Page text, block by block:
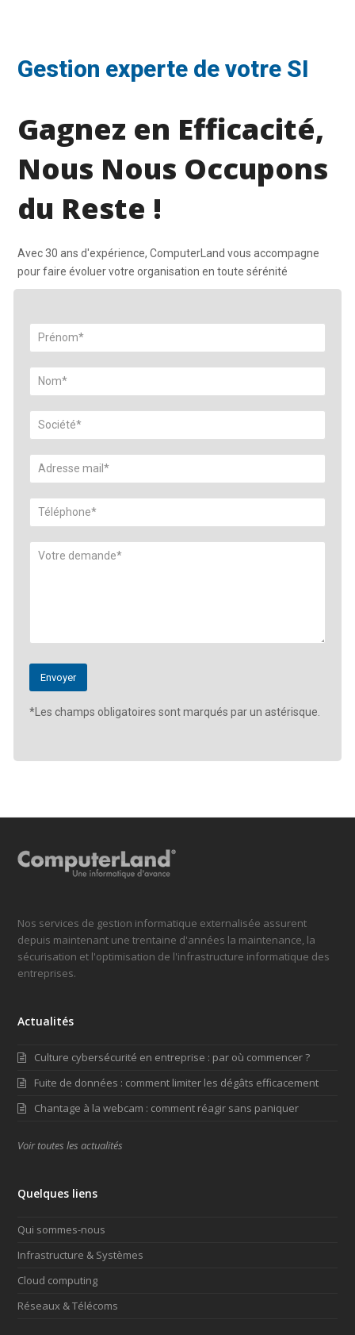
Gestion experte de votre SI
Gagnez en Efficacité,
Nous Nous Occupons
du Reste !
Avec 30 ans d'expérience, ComputerLand vous accompagne
pour faire évoluer votre organisation en toute sérénité
*Les champs obligatoires sont marqués par un astérisque.
Nos services de gestion informatique externalisée assurent
depuis maintenant une trentaine d'années la maintenance, la
sécurisation et l'optimisation de l'infrastructure informatique des
entreprises.
Actualités
Culture cybersécurité en entreprise : par où commencer ?
Fuite de données : comment limiter les dégâts efficacement
Chantage à la webcam : comment réagir sans paniquer
Voir toutes les actualités
Quelques liens
Qui sommes-nous
Infrastructure & Systèmes
Cloud computing
Réseaux & Télécoms